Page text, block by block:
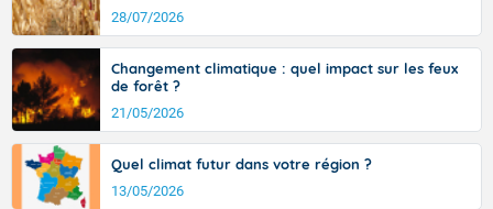
28/07/2026
Changement climatique : quel impact sur les feux
de forêt ?
21/05/2026
Quel climat futur dans votre région ?
13/05/2026